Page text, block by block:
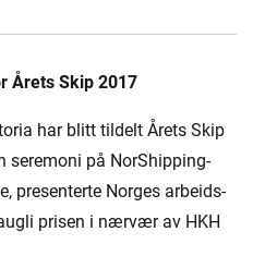
Årets Skip 2017
har blitt tildelt Årets Skip
seremoni på NorShipping-
presenterte Norges arbeids-
prisen i nærvær av HKH